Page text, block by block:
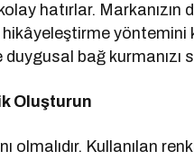
hatırlar. Markanızın
hikâyeleştirme
bağ kurmanızı
Oluşturun
olmalıdır. Kullanılan